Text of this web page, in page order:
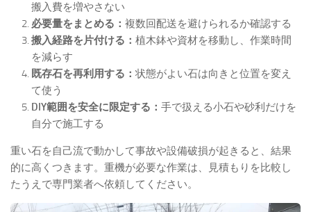
搬入費を増やさない
必要量をまとめる： 複数回配送を避けられるか確認する
搬入経路を片付ける： 植木鉢や資材を移動し、作業時間
を減らす
既存石を再利用する： 状態がよい石は向きと位置を変え
て使う
DIY範囲を安全に限定する： 手で扱える小石や砂利だけを
自分で施工する
重い石を自己流で動かして事故や設備破損が起きると、結果
的に高くつきます。重機が必要な作業は、見積もりを比較し
たうえで専門業者へ依頼してください。